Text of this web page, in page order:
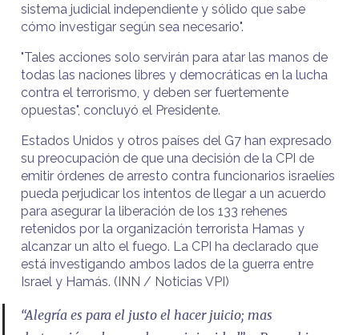
sistema judicial independiente y sólido que sabe
cómo investigar según sea necesario".
"Tales acciones solo servirán para atar las manos de
todas las naciones libres y democráticas en la lucha
contra el terrorismo, y deben ser fuertemente
opuestas", concluyó el Presidente.
Estados Unidos y otros países del G7 han expresado
su preocupación de que una decisión de la CPI de
emitir órdenes de arresto contra funcionarios israelíes
pueda perjudicar los intentos de llegar a un acuerdo
para asegurar la liberación de los 133 rehenes
retenidos por la organización terrorista Hamas y
alcanzar un alto el fuego. La CPI ha declarado que
está investigando ambos lados de la guerra entre
Israel y Hamás. (INN / Noticias VPI)
“Alegría es para el justo el hacer juicio; mas